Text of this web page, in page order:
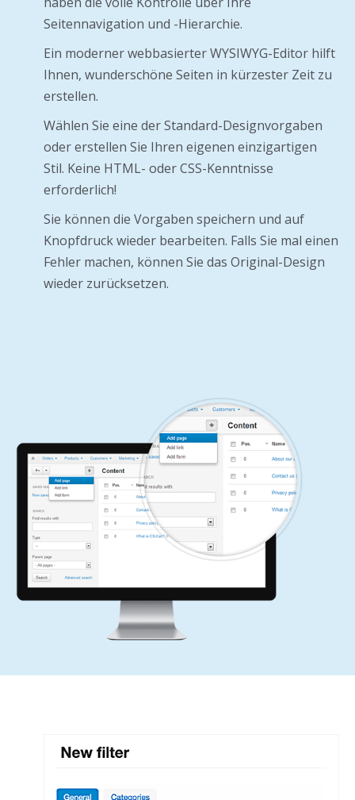
Seitennavigation und -Hierarchie.
Ein moderner webbasierter WYSIWYG-Editor hilft
Ihnen, wunderschöne Seiten in kürzester Zeit zu
erstellen.
Wählen Sie eine der Standard-Designvorgaben
oder erstellen Sie Ihren eigenen einzigartigen
Stil. Keine HTML- oder CSS-Kenntnisse
erforderlich!
Sie können die Vorgaben speichern und auf
Knopfdruck wieder bearbeiten. Falls Sie mal einen
Fehler machen, können Sie das Original-Design
wieder zurücksetzen.